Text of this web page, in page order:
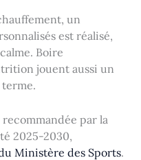
un
est réalisé,
Boire
jouent aussi un
terme.
par la
2025-2030,
Ministère des Sports.